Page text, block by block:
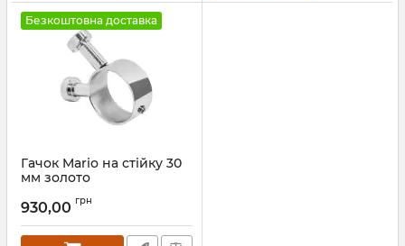
Безкоштовна доставка
Гачок Mario на стійку 30
мм золото
930,00 грн